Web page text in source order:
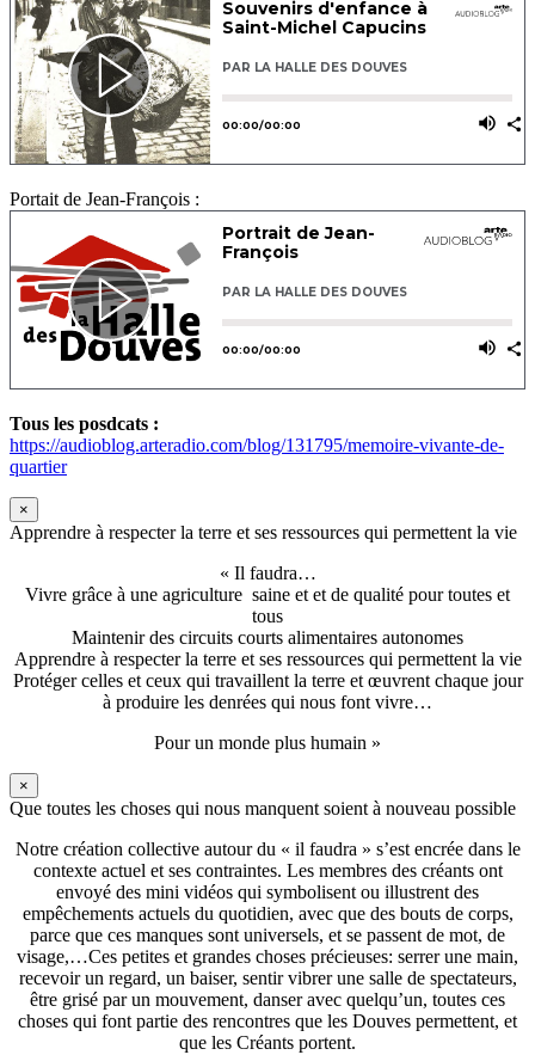
Portait de Jean-François :
Tous les posdcats :
https://audioblog.arteradio.com/blog/131795/memoire-vivante-de-
quartier
×
Apprendre à respecter la terre et ses ressources qui permettent la vie
« Il faudra…
Vivre grâce à une agriculture saine et et de qualité pour toutes et
tous
Maintenir des circuits courts alimentaires autonomes
Apprendre à respecter la terre et ses ressources qui permettent la vie
Protéger celles et ceux qui travaillent la terre et œuvrent chaque jour
à produire les denrées qui nous font vivre…
Pour un monde plus humain »
×
Que toutes les choses qui nous manquent soient à nouveau possible
Notre création collective autour du « il faudra » s’est encrée dans le
contexte actuel et ses contraintes. Les membres des créants ont
envoyé des mini vidéos qui symbolisent ou illustrent des
empêchements actuels du quotidien, avec que des bouts de corps,
parce que ces manques sont universels, et se passent de mot, de
visage,…Ces petites et grandes choses précieuses: serrer une main,
recevoir un regard, un baiser, sentir vibrer une salle de spectateurs,
être grisé par un mouvement, danser avec quelqu’un, toutes ces
choses qui font partie des rencontres que les Douves permettent, et
que les Créants portent.